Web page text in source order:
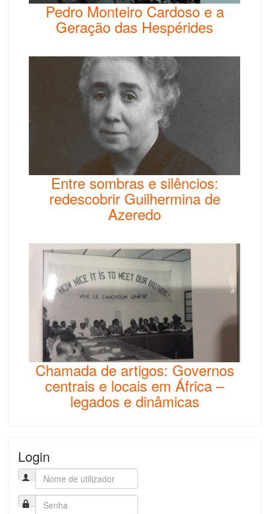
Pedro Monteiro Cardoso e a
Geração das Hespérides
Entre sombras e silêncios:
redescobrir Guilhermina de
Azeredo
Chamada de artigos: Governos
centrais e locais em África –
legados e dinâmicas
Login